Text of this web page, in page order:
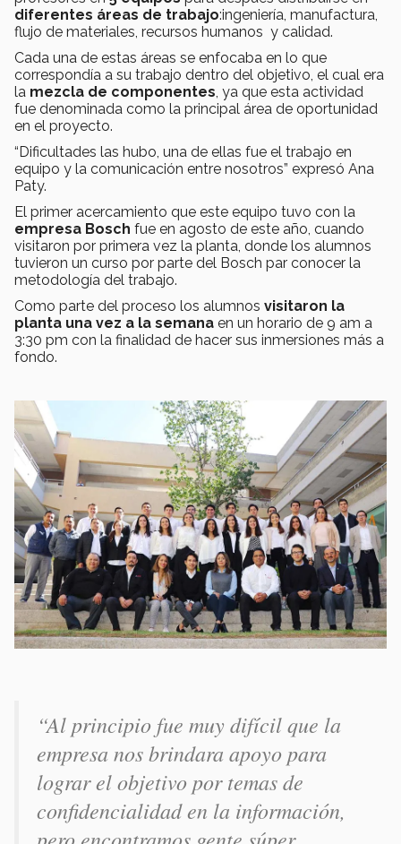
diferentes áreas de trabajo:ingeniería, manufactura,
flujo de materiales, recursos humanos y calidad.
Cada una de estas áreas se enfocaba en lo que
correspondía a su trabajo dentro del objetivo, el cual era
la mezcla de componentes , ya que esta actividad
fue denominada como la principal área de oportunidad
en el proyecto.
“Dificultades las hubo, una de ellas fue el trabajo en
equipo y la comunicación entre nosotros” expresó Ana
Paty.
El primer acercamiento que este equipo tuvo con la
empresa Bosch fue en agosto de este año, cuando
visitaron por primera vez la planta, donde los alumnos
tuvieron un curso por parte del Bosch par conocer la
metodología del trabajo.
Como parte del proceso los alumnos visitaron la
planta una vez a la semana en un horario de 9 am a
3:30 pm con la finalidad de hacer sus inmersiones más a
fondo.
“Al principio fue muy difícil que la
empresa nos brindara apoyo para
lograr el objetivo por temas de
confidencialidad en la información,